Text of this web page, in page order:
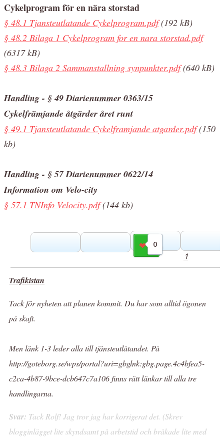
Cykelprogram för en nära storstad
§ 48.1 Tjansteutlatande Cykelprogram.pdf(192 kB)
§ 48.2 Bilaga 1 Cykelprogram for en nara storstad.pdf
(6317 kB)
§ 48.3 Bilaga 2 Sammanstallning synpunkter.pdf(640 kB)
Handling - § 49 Diarienummer 0363/15
Cykelfrämjande åtgärder året runt
§ 49.1 Tjansteutlatande Cykelframjande atgarder.pdf(150
kb)
Handling - § 57 Diarienummer 0622/14
Information om Velo-city
§ 57.1 TNInfo Velocity.pdf(144 kb)
0
Gilla
1
Trafikistan
Tack för nyheten att planen kommit. Du har som alltid ögonen
på skaft.
Men länk 1-3 leder alla till tjänsteutlåtandet. På
http://goteborg.se/wps/portal?uri=gbglnk:gbg.page.4c4bfea5-
c2ca-4b87-9bce-dcb647c7a106 finns rätt länkar till alla tre
handlingarna.
Svar: Tack Rolf! Jag tror jag har korrigerat det. (Skrev
blogginlägget lite skyndsamt på arbetstid och bråkade lite med